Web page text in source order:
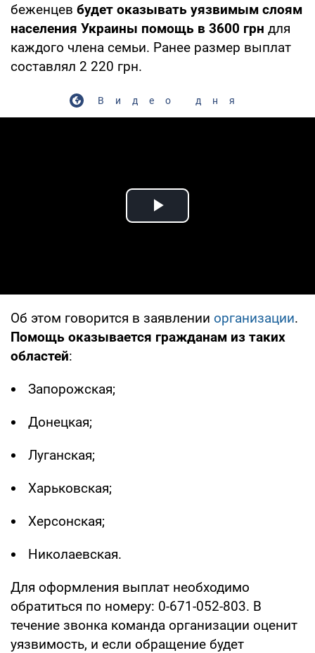
беженцев будет оказывать уязвимым слоям
населения Украины помощь в 3600 грн для
каждого члена семьи. Ранее размер выплат
составлял 2 220 грн.
Видео дня
Play Video
Об этом говорится в заявлении организации.
Помощь оказывается гражданам из таких
областей:
Запорожская;
Донецкая;
Луганская;
Харьковская;
Херсонская;
Николаевская.
Для оформления выплат необходимо
обратиться по номеру: 0-671-052-803. В
течение звонка команда организации оценит
уязвимость, и если обращение будет